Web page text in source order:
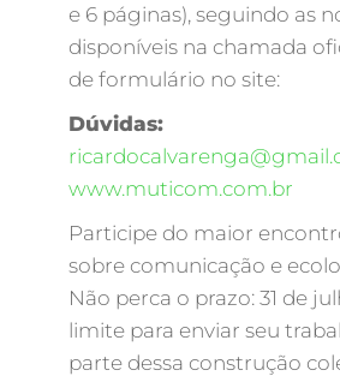
e 6 páginas), seguindo as
disponíveis na chamada
de formulário no site:
Dúvidas:
www.muticom.com.br
Participe do maior
sobre comunicação e
Não perca o prazo: 31 de
limite para enviar seu
parte dessa construção